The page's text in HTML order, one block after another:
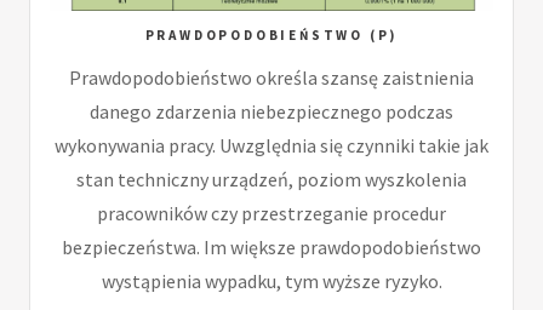
PRAWDOPODOBIEŃSTWO (P)
Prawdopodobieństwo określa szansę zaistnienia
danego zdarzenia niebezpiecznego podczas
wykonywania pracy. Uwzględnia się czynniki takie jak
stan techniczny urządzeń, poziom wyszkolenia
pracowników czy przestrzeganie procedur
bezpieczeństwa. Im większe prawdopodobieństwo
wystąpienia wypadku, tym wyższe ryzyko.